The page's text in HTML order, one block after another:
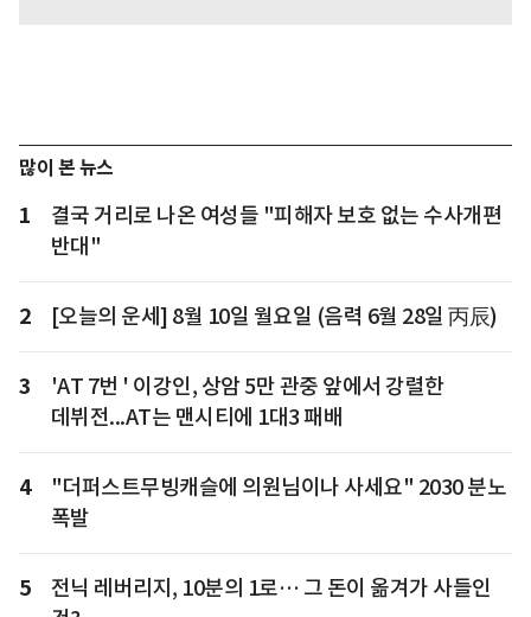
많이 본 뉴스
1
결국 거리로 나온 여성들 "피해자 보호 없는 수사개편
반대"
2 [오늘의 운세] 8월 10일 월요일 (음력 6월 28일 丙辰)
3
'AT 7번 ' 이강인, 상암 5만 관중 앞에서 강렬한
데뷔전...AT는 맨시티에 1대3 패배
4
"더퍼스트무빙캐슬에 의원님이나 사세요" 2030 분노
폭발
5
전닉 레버리지, 10분의 1로… 그 돈이 옮겨가 사들인